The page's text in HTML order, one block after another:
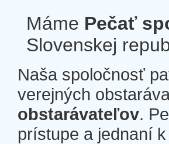
Máme Pečať
Slovenskej
Naša spoločnosť
verejných
obstarávateľov.
prístupe a jednaní